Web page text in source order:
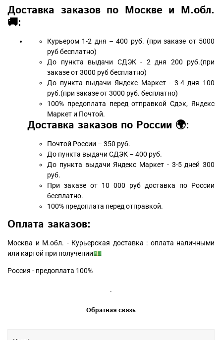
Доставка заказов по Москве и М.обл.
🚚:
Курьером 1-2 дня – 400 руб. (при заказе от 5000
руб бесплатно)
До пункта выдачи СДЭК - 2 дня 200 руб.(при
заказе от 3000 руб бесплатно)
До пункта выдачи Яндекс Маркет - 3-4 дня 100
руб.(при заказе от 3000 руб. бесплатно)
100% предоплата перед отправкой Сдэк, Яндекс
Маркет и Почтой.
Доставка заказов по России 🌍:
Почтой России – 350 руб.
До пункта выдачи СДЭК – 400 руб.
До пункта выдачи Яндекс Маркет - 3-5 дней 300
руб.
При заказе от 10 000 руб доставка по России
бесплатно.
100% предоплата перед отправкой.
Оплата заказов:
Москва и М.обл. - Курьерская доставка : оплата наличными
или картой при получении💵
Россия - предоплата 100%
.
Обратная связь